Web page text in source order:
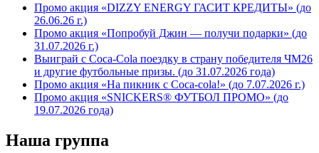
Промо акция «DIZZY ENERGY ГАСИТ КРЕДИТЫ» (до
26.06.26 г.)
Промо акция «Попробуй Джин — получи подарки» (до
31.07.2026 г.)
Выиграй с Coca-Cola поездку в страну победителя ЧМ26
и другие футбольные призы. (до 31.07.2026 года)
Промо акция «На пикник с Coca-cola!» (до 7.07.2026 г.)
Промо акция «SNICKERS® ФУТБОЛ ПРОМО» (до
19.07.2026 года)
Наша группа